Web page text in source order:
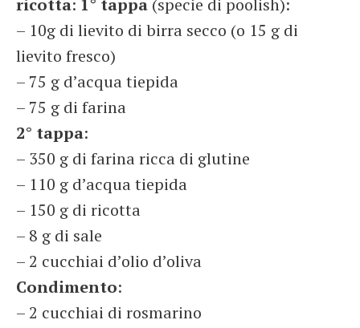
ricotta: 1° tappa (specie di poolish):
– 10g di lievito di birra secco (o 15 g di
lievito fresco)
– 75 g d’acqua tiepida
– 75 g di farina
2° tappa:
– 350 g di farina ricca di glutine
– 110 g d’acqua tiepida
– 150 g di ricotta
– 8 g di sale
– 2 cucchiai d’olio d’oliva
Condimento:
– 2 cucchiai di rosmarino